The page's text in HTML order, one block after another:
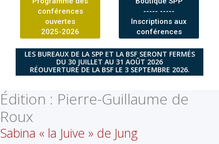
conférences
ouvertes
2025-2026
----- -----
Inscriptions aux
conférences
LES BUREAUX DE LA SPP ET LA BSF SERONT FERMÉS
DU 30 JUILLET AU 31 AOÛT 2026
RÉOUVERTURE DE LA BSF LE 3 SEPTEMBRE 2026.
Édition : Pierre-Guillaume de
Roux
Sabina « la Juive » de Jung